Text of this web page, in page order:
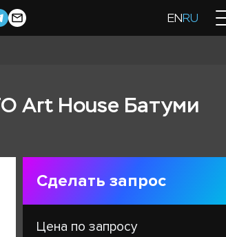
ENRU
Art House Батуми
Сделать запрос
Цена по запросу